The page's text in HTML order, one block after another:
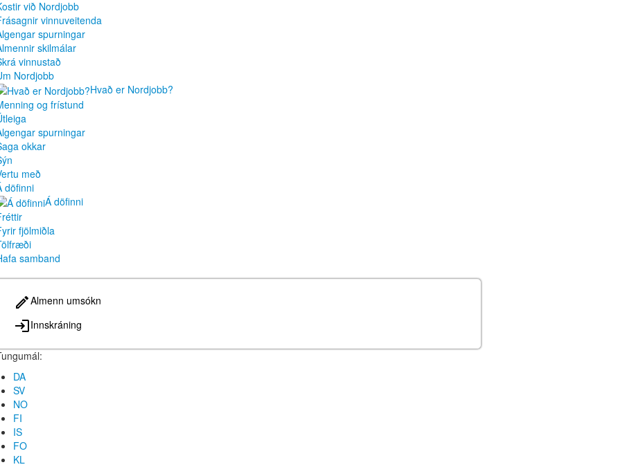
við Nordjobb
vinnuveitenda
spurningar
skilmálar
vinnustað
Nordjobb
Hvað er Nordjobb?
og frístund
spurningar
okkar
með
döfinni
Á döfinni
fjölmiðla
samband
Almenn umsókn
Innskráning
DA
SV
NO
FI
IS
FO
KL